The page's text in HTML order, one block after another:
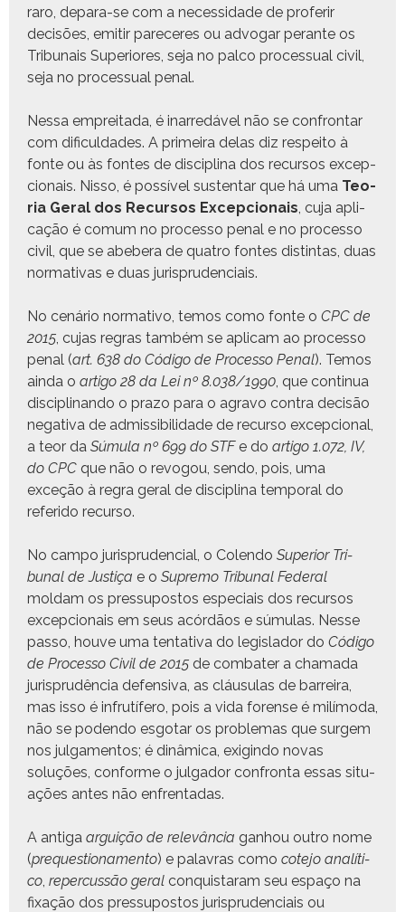
raro, depara-se com a neces­si­dade de pro­ferir
decisões, emi­tir pare­ceres ou advog­ar per­ante os
Tri­bunais Supe­ri­ores, seja no pal­co proces­su­al civ­il,
seja no proces­su­al penal.
Nes­sa empre­ita­da, é inarredáv­el não se con­frontar
com difi­cul­dades. A primeira delas diz respeito à
fonte ou às fontes de dis­ci­plina dos recur­sos excep­
cionais. Nis­so, é pos­sív­el sus­ten­tar que há uma Teo­
ria Ger­al dos Recur­sos Excep­cionais , cuja apli­
cação é comum no proces­so penal e no proces­so
civ­il, que se abebera de qua­tro fontes dis­tin­tas, duas
nor­ma­ti­vas e duas jurisprudenciais.
No cenário nor­ma­ti­vo, temos como fonte o CPC de
2015 , cujas regras tam­bém se apli­cam ao proces­so
penal (art. 638 do Códi­go de Proces­so Penal). Temos
ain­da o arti­go 28 da Lei nº 8.038/1990 , que con­tin­ua
dis­ci­plinan­do o pra­zo para o agra­vo con­tra decisão
neg­a­ti­va de admis­si­bil­i­dade de recur­so excep­cional,
a teor da Súmu­la nº 699 do STFe do arti­go 1.072, IV,
do CPC que não o revo­gou, sendo, pois, uma
exceção à regra ger­al de dis­ci­plina tem­po­ral do
referi­do recurso.
No cam­po jurispru­den­cial, o Colen­do Supe­ri­or Tri­
bunal de Justiça e o Supre­mo Tri­bunal Fed­er­al
moldam os pres­su­pos­tos espe­ci­ais dos recur­sos
excep­cionais em seus acórdãos e súmu­las. Nesse
pas­so, hou­ve uma ten­ta­ti­va do leg­is­lador do Códi­go
de Proces­so Civ­il de 2015 de com­bat­er a chama­da
jurisprudên­cia defen­si­va, as cláusu­las de bar­reira,
mas isso é infrutífero, pois a vida forense é milí­mo­da,
não se poden­do esgo­tar os prob­le­mas que surgem
nos jul­ga­men­tos; é dinâmi­ca, exigin­do novas
soluções, con­forme o jul­gador con­fronta essas situ­
ações antes não enfrentadas.
A anti­ga arguição de relevân­cia gan­hou out­ro nome
(pre­ques­tion­a­men­to) e palavras como cote­jo analíti­
co reper­cussão ger­al con­quis­taram seu espaço na
fix­ação dos pres­su­pos­tos jurispru­den­ci­ais ou